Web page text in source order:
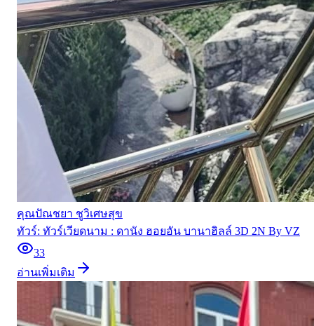
คุณปัณชยา ชูวิเศษสุข
ทัวร์: ทัวร์เวียดนาม : ดานัง ฮอยอัน บานาฮิลล์ 3D 2N By VZ
33
อ่านเพิ่มเติม